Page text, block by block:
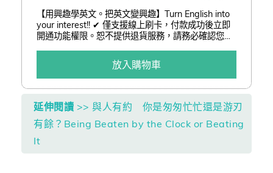
【用興趣學英文。把英文變興趣】Turn English into
your interest!! ✔ 僅支援線上刷卡，付款成功後立即
開通功能權限。恕不提供退貨服務，請務必確認您已
(查詢)」或「折價券(查詢)」折抵二擇一。 ✔ 以低於
3 折加購嚴選好書。放入購物車
延伸閱讀 >> 與人有約 你是匆匆忙忙還是游刃
有餘？Being Beaten by the Clock or Beating
It